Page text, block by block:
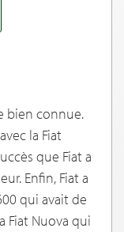
bien connue.
la Fiat
que Fiat a
Enfin, Fiat a
qui avait de
Fiat Nuova qui